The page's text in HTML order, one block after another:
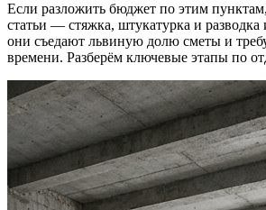
Если разложить бюджет по этим
статьи — стяжка, штукатурка и
они съедают львиную долю сметы и
времени. Разберём ключевые этапы по